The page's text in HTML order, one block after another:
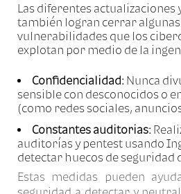
Las diferentes
también logran cerrar
vulnerabilidades que los
explotan por medio de la
Confidencialidad: Nunca
sensible con desconocidos o
(como redes sociales,
Constantes auditorias:
auditorías y pentest usando
detectar huecos de seguridad
Estas medidas pueden